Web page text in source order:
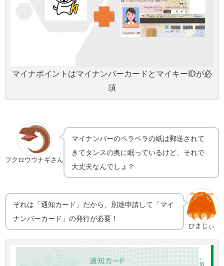
マイナポイントはマイナンバーカードとマイキーIDが必
須
フクロウウナギさん
マイナンバーのペラペラの紙は郵送されて
きてタンスの奥に眠っているけど、それで
大丈夫なんでしょ？
ひまじぃ
それは「通知カード」だから、別途申請して「マイ
ナンバーカード」の発行が必要！